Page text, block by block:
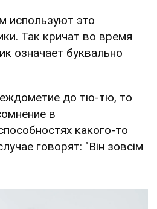
используют это
Так кричат во время
означает буквально
до тю-тю, то
в
какого-то
говорят: "Він зовсім